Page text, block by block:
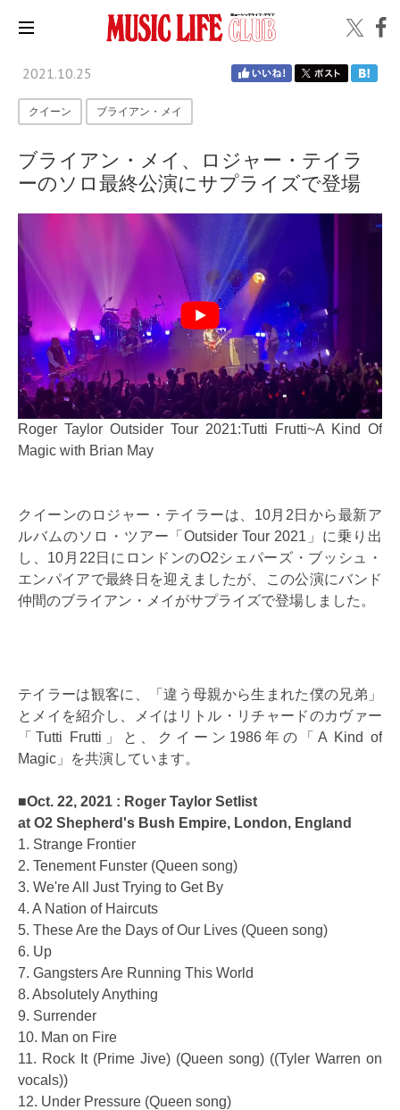
2021.10.25
クイーン ブライアン・メイ
ブライアン・メイ、ロジャー・テイラ
ーのソロ最終公演にサプライズで登場
Roger Taylor Outsider Tour 2021:Tutti Frutti~A Kind Of
Magic with Brian May
クイーンのロジャー・テイラーは、10月2日から最新ア
ルバムのソロ・ツアー「Outsider Tour 2021」に乗り出
し、10月22日にロンドンのO2シェパーズ・ブッシュ・
エンパイアで最終日を迎えましたが、この公演にバンド
仲間のブライアン・メイがサプライズで登場しました。
テイラーは観客に、「違う母親から生まれた僕の兄弟」
とメイを紹介し、メイはリトル・リチャードのカヴァー
「Tutti Frutti」と、クイーン1986年の「A Kind of
Magic」を共演しています。
■Oct. 22, 2021 : Roger Taylor Setlist
at O2 Shepherd's Bush Empire, London, England
1. Strange Frontier
2. Tenement Funster (Queen song)
3. We're All Just Trying to Get By
4. A Nation of Haircuts
5. These Are the Days of Our Lives (Queen song)
6. Up
7. Gangsters Are Running This World
8. Absolutely Anything
9. Surrender
10. Man on Fire
11. Rock It (Prime Jive) (Queen song) ((Tyler Warren on
vocals))
12. Under Pressure (Queen song)